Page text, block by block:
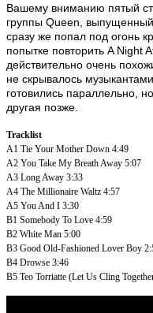
Вашему вниманию пятый
группы Queen, выпущенный
сразу же попал под огонь
попытке повторить A Night
действительно очень
не скрывалось
готовились параллельно,
другая позже.
Tracklist
A1 Tie Your Mother Down 4:49
A2 You Take My Breath Away 5:07
A3 Long Away 3:33
A4 The Millionaire Waltz 4:57
A5 You And I 3:30
B1 Somebody To Love 4:59
B2 White Man 5:00
B3 Good Old-Fashioned Lover Boy
B4 Drowse 3:46
B5 Teo Torriatte (Let Us Cling